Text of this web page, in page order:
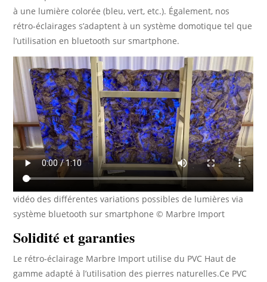
à une lumière colorée (bleu, vert, etc.). Également, nos
rétro-éclairages s’adaptent à un système domotique tel que
l’utilisation en bluetooth sur smartphone.
vidéo des différentes variations possibles de lumières via
système bluetooth sur smartphone © Marbre Import
Solidité et garanties
Le rétro-éclairage Marbre Import utilise du PVC Haut de
gamme adapté à l’utilisation des pierres naturelles.Ce PVC